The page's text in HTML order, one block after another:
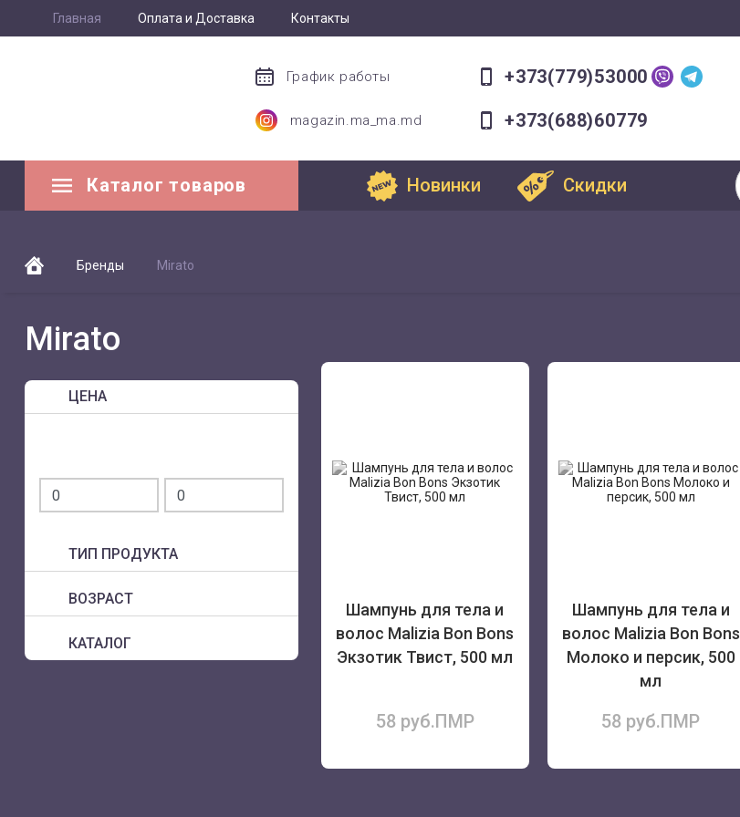
Главная Оплата и Доставка Контакты
График работы +373(779)53000
magazin.ma_ma.md +373(688)60779
Каталог товаров Новинки Скидки
Бренды Mirato
Mirato
ЦЕНА
ТИП ПРОДУКТА
ВОЗРАСТ
КАТАЛОГ
Шампунь для тела и
волос Malizia Bon Bons
Экзотик Твист, 500 мл
58 руб.ПМР
Шампунь для тела и
волос Malizia Bon Bons
Молоко и персик, 500
мл
58 руб.ПМР